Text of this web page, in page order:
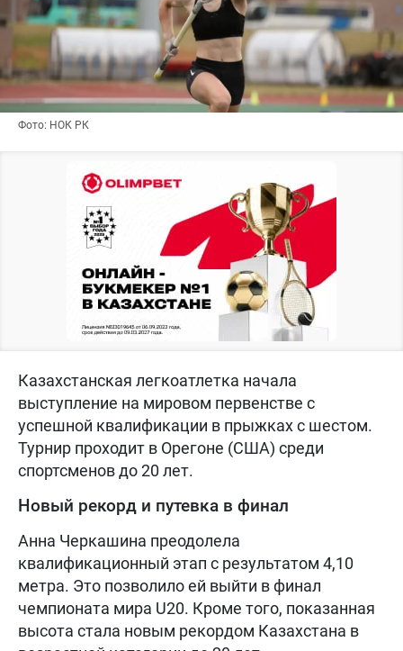
Фото: НОК РК
Казахстанская легкоатлетка начала
выступление на мировом первенстве с
успешной квалификации в прыжках с шестом.
Турнир проходит в Орегоне (США) среди
спортсменов до 20 лет.
Новый рекорд и путевка в финал
Анна Черкашина преодолела
квалификационный этап с результатом 4,10
метра. Это позволило ей выйти в финал
чемпионата мира U20. Кроме того, показанная
высота стала новым рекордом Казахстана в